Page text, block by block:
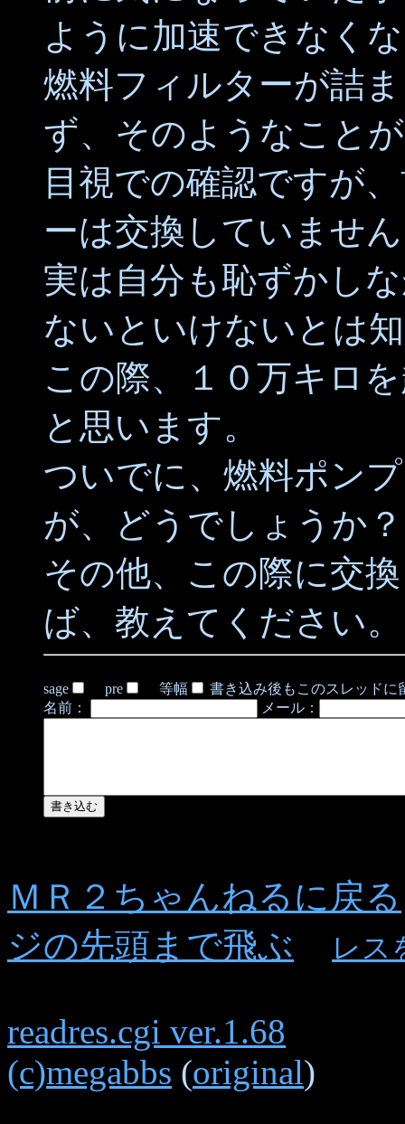
ように加速できなく
燃料フィルターが詰
ず、そのようなこと
目視での確認ですが
ーは交換していませ
実は自分も恥ずかし
ないといけないとは
この際、１０万キロ
と思います。
ついでに、燃料ポン
が、どうでしょうか？
その他、この際に交
ば、教えてください。
sage pre 等幅
書き込み後もこのスレッドに
名前：
メール：
ＭＲ２ちゃんねるに戻る
ジの先頭まで飛ぶ
レス
readres.cgi ver.1.68
(c)megabbs (original)